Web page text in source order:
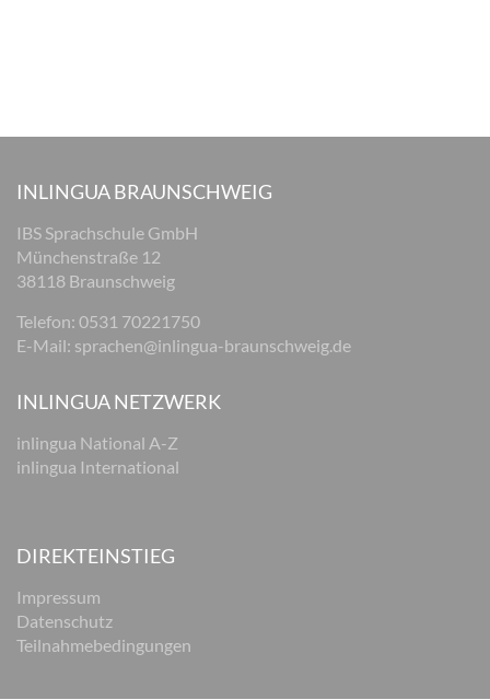
INLINGUA BRAUNSCHWEIG
IBS Sprachschule GmbH
Münchenstraße 12
38118 Braunschweig
Telefon: 0531 70221750
E-Mail: sprachen@inlingua-braunschweig.de
INLINGUA NETZWERK
inlingua National A-Z
inlingua International
DIREKTEINSTIEG
Impressum
Datenschutz
Teilnahmebedingungen